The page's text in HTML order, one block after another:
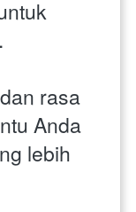
rasa
Anda
lebih